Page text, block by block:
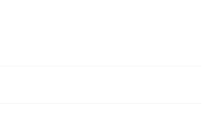
、笑顔のため、いつも考え行動し
でないと、利用者様に対していい
ています。
境作りを行い、今後も増え続ける
しています。